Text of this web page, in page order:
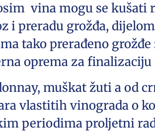
vina mogu se kušati
i preradu grožđa,
tako prerađeno
oprema za
muškat žuti a od
vlastitih vinograda o
periodima proljetni